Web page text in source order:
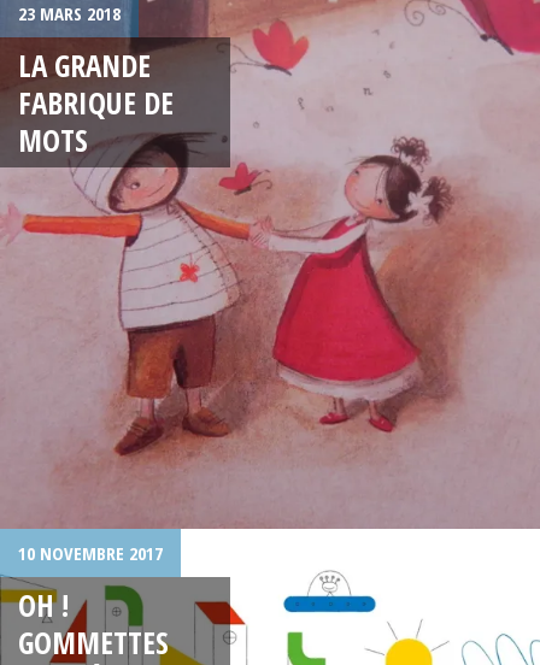
23 MARS 2018
LA GRANDE
FABRIQUE DE
MOTS
10 NOVEMBRE 2017
OH !
GOMMETTES